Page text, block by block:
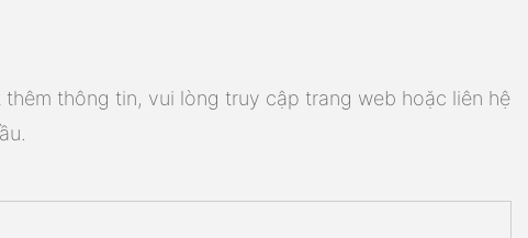
thông tin, vui lòng truy cập trang web hoặc liên hệ